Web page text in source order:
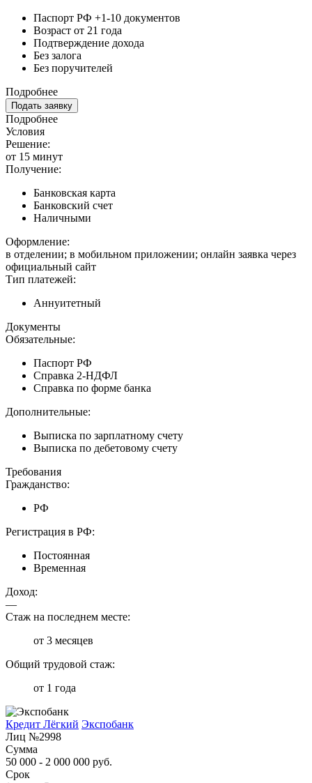
Паспорт РФ +1-10 документов
Возраст от 21 года
Подтверждение дохода
Без залога
Без поручителей
Подробнее
Подать заявку
Подробнее
Условия
Решение:
от 15 минут
Получение:
Банковская карта
Банковский счет
Наличными
Оформление:
в отделении; в мобильном приложении; онлайн заявка через
официальный сайт
Тип платежей:
Аннуитетный
Документы
Обязательные:
Паспорт РФ
Справка 2-НДФЛ
Справка по форме банка
Дополнительные:
Выписка по зарплатному счету
Выписка по дебетовому счету
Требования
Гражданство:
РФ
Регистрация в РФ:
Постоянная
Временная
Доход:
—
Стаж на последнем месте:
от 3 месяцев
Общий трудовой стаж:
от 1 года
Кредит Лёгкий Экспобанк
Лиц №2998
Сумма
50 000 - 2 000 000 руб.
Срок